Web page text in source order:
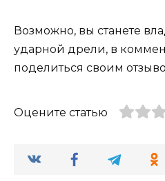
Возможно, вы станете
ударной дрели, в
поделиться своим
Оцените статью